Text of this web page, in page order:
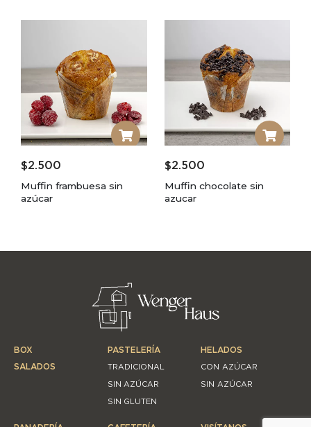
$2.500
Muffin frambuesa sin
azúcar
$2.500
Muffin chocolate sin
azucar
BOX
SALADOS
PASTELERÍA
TRADICIONAL
SIN AZÚCAR
SIN GLUTEN
HELADOS
CON AZÚCAR
SIN AZÚCAR